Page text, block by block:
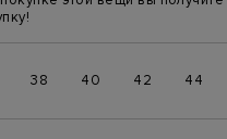
38 40 42 44